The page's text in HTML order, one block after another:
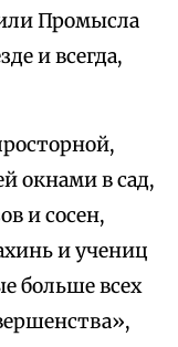
Промысла
и всегда,
окнами в сад,
и сосен,
и учениц
больше всех